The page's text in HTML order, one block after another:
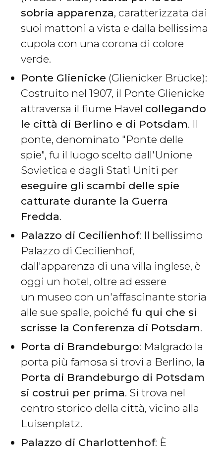
sobria apparenza, caratterizzata dai
suoi mattoni a vista e dalla bellissima
cupola con una corona di colore
verde.
Ponte Glienicke (Glienicker Brücke):
Costruito nel 1907, il Ponte Glienicke
attraversa il fiume Havel collegando
le città di Berlino e di Potsdam. Il
ponte, denominato "Ponte delle
spie", fu il luogo scelto dall'Unione
Sovietica e dagli Stati Uniti per
eseguire gli scambi delle spie
catturate durante la Guerra
Fredda.
Palazzo di Cecilienhof: Il bellissimo
Palazzo di Cecilienhof,
dall'apparenza di una villa inglese, è
oggi un hotel, oltre ad essere
un museo con un'affascinante storia
alle sue spalle, poiché fu qui che si
scrisse la Conferenza di Potsdam.
Porta di Brandeburgo: Malgrado la
porta più famosa si trovi a Berlino, la
Porta di Brandeburgo di Potsdam
si costruì per prima. Si trova nel
centro storico della città, vicino alla
Luisenplatz.
Palazzo di Charlottenhof: È